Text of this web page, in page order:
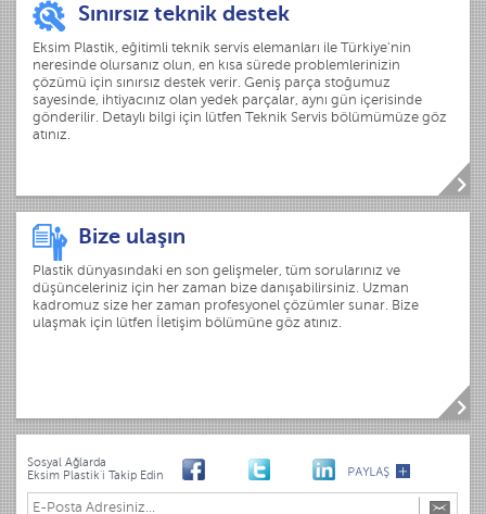
Sınırsız teknik destek
Eksim Plastik, eğitimli teknik servis elemanları ile Türkiye'nin
neresinde olursanız olun, en kısa sürede problemlerinizin
çözümü için sınırsız destek verir. Geniş parça stoğumuz
sayesinde, ihtiyacınız olan yedek parçalar, aynı gün içerisinde
gönderilir. Detaylı bilgi için lütfen Teknik Servis bölümümüze göz
atınız.
Bize ulaşın
Plastik dünyasındaki en son gelişmeler, tüm sorularınız ve
düşünceleriniz için her zaman bize danışabilirsiniz. Uzman
kadromuz size her zaman profesyonel çözümler sunar. Bize
ulaşmak için lütfen İletişim bölümüne göz atınız.
Sosyal Ağlarda
Eksim Plastik'i Takip Edin